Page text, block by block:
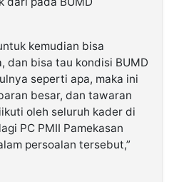
kemudian bisa
dan bisa tau kondisi BUMD
seperti apa, maka ini
besar, dan tawaran
oleh seluruh kader di
PC PMII Pamekasan
persoalan tersebut,”